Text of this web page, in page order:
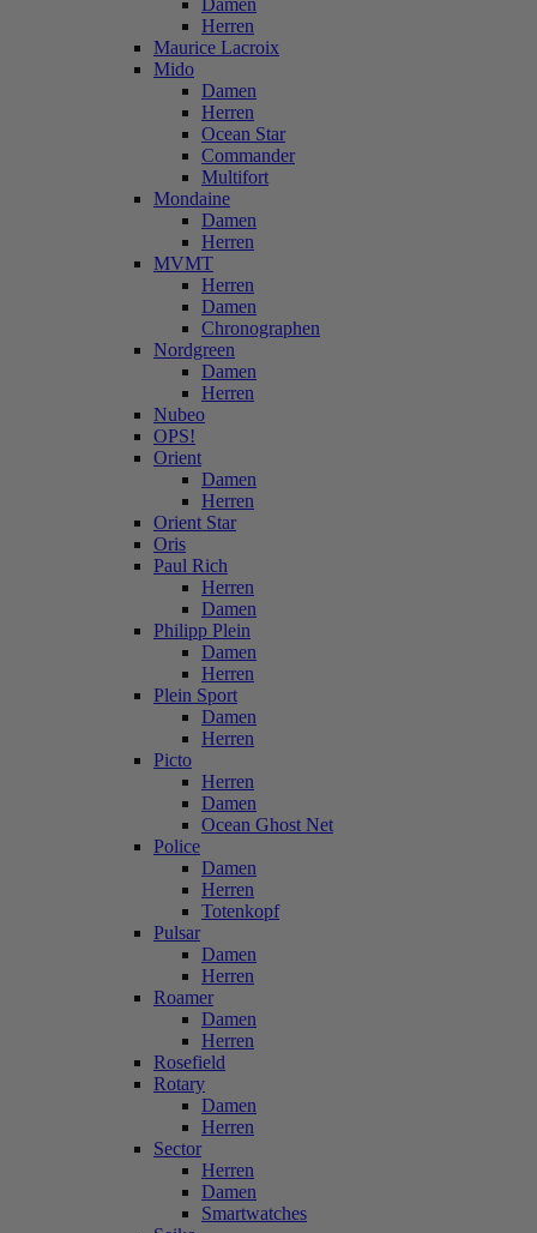
Damen
Herren
Maurice Lacroix
Mido
Damen
Herren
Ocean Star
Commander
Multifort
Mondaine
Damen
Herren
MVMT
Herren
Damen
Chronographen
Nordgreen
Damen
Herren
Nubeo
OPS!
Orient
Damen
Herren
Orient Star
Oris
Paul Rich
Herren
Damen
Philipp Plein
Damen
Herren
Plein Sport
Damen
Herren
Picto
Herren
Damen
Ocean Ghost Net
Police
Damen
Herren
Totenkopf
Pulsar
Damen
Herren
Roamer
Damen
Herren
Rosefield
Rotary
Damen
Herren
Sector
Herren
Damen
Smartwatches